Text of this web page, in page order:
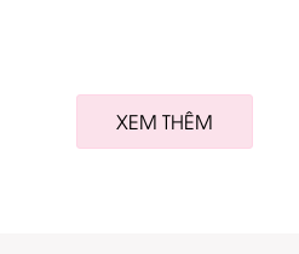
XEM THÊM